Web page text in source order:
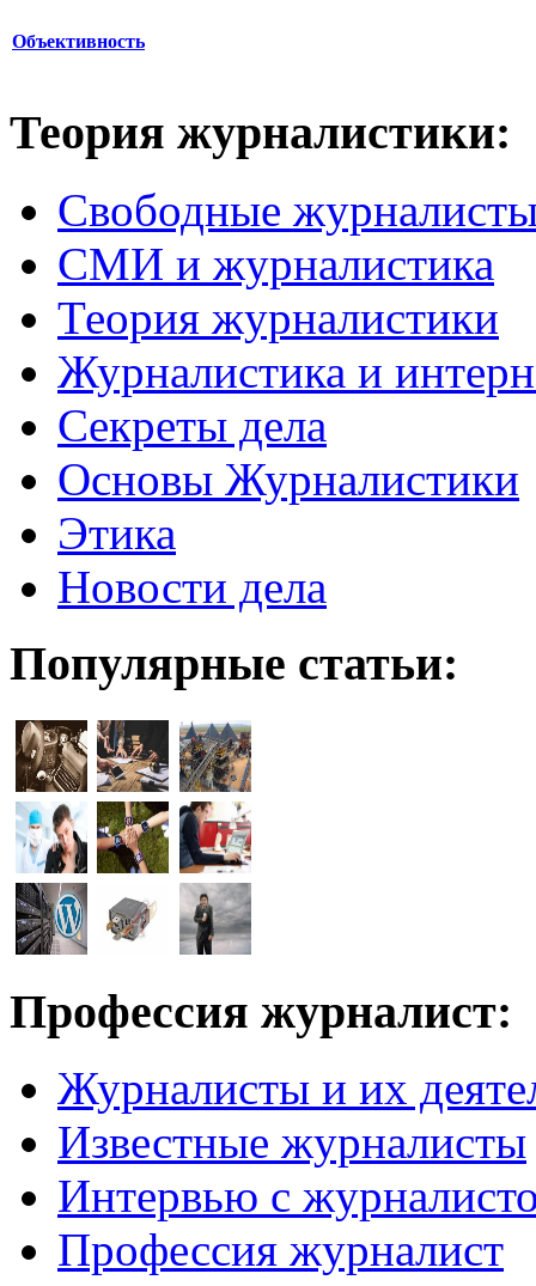
Объективность
Теория журналистики:
Свободные
СМИ и журналистика
Теория журналистики
Журналистика и
Секреты дела
Основы Журналистики
Этика
Новости дела
Популярные статьи:
Профессия журналист:
Журналисты и их
Известные журналисты
Интервью с
Профессия журналист